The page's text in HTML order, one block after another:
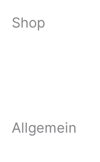
Shop
Allgemein